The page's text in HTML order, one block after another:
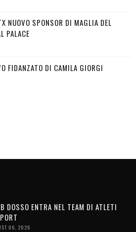
NUOVO SPONSOR DI MAGLIA DEL
PALACE
FIDANZATO DI CAMILA GIORGI
DOSSO ENTRA NEL TEAM DI ATLETI
06, 2026